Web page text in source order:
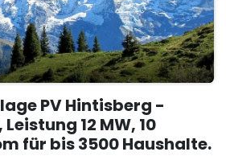
PV Hintisberg -
12 MW, 10
für bis 3500 Haushalte.